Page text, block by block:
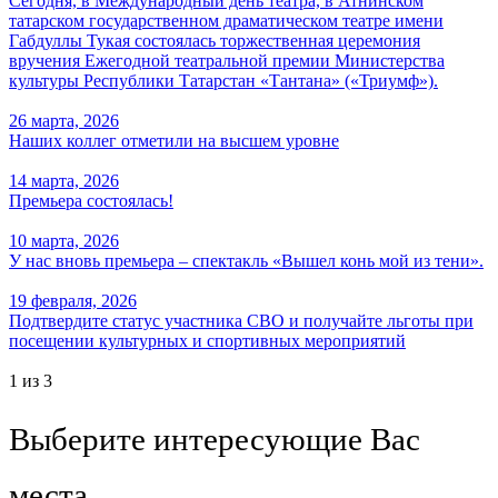
татарском государственном драматическом театре имени
Габдуллы Тукая состоялась торжественная церемония
вручения Ежегодной театральной премии Министерства
культуры Республики Татарстан «Тантана» («Триумф»).
26 марта, 2026
Наших коллег отметили на высшем уровне
14 марта, 2026
Премьера состоялась!
10 марта, 2026
У нас вновь премьера – спектакль «Вышел конь мой из тени».
19 февраля, 2026
Подтвердите статус участника СВО и получайте льготы при
посещении культурных и спортивных мероприятий
1 из 3
Выберите интересующие Вас